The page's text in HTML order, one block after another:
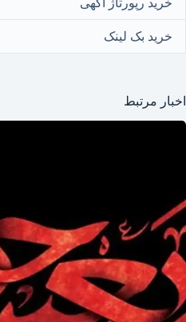
خرید رپورتاژ آگهی
خرید بک لینک
اخبار مرتبط